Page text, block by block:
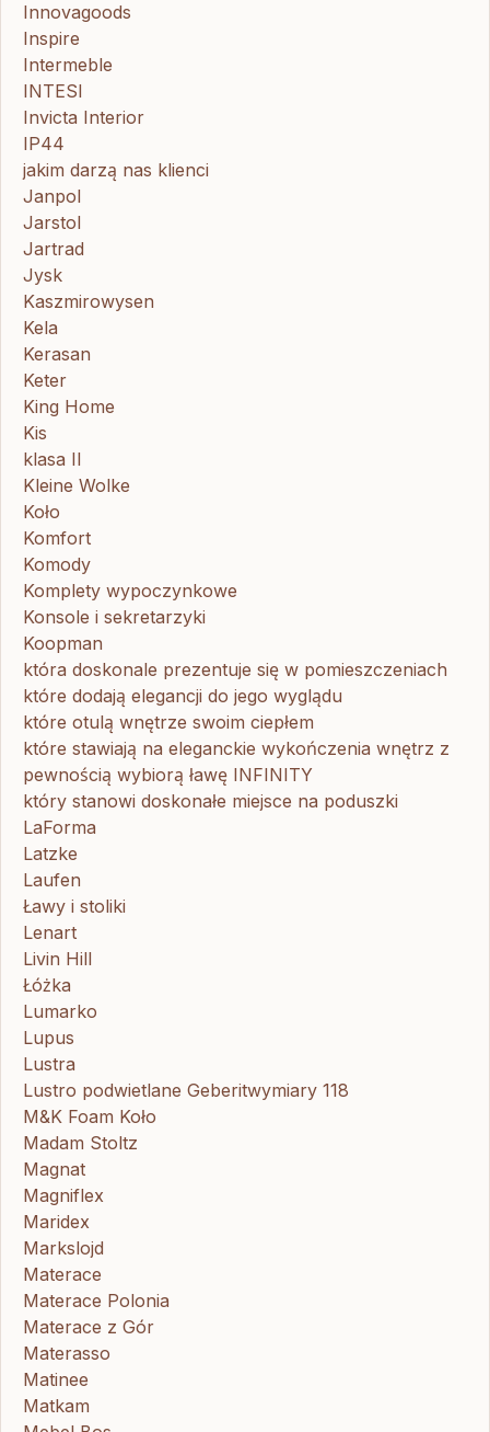
Innovagoods
Inspire
Intermeble
INTESI
Invicta Interior
IP44
jakim darzą nas klienci
Janpol
Jarstol
Jartrad
Jysk
Kaszmirowysen
Kela
Kerasan
Keter
King Home
Kis
klasa II
Kleine Wolke
Koło
Komfort
Komody
Komplety wypoczynkowe
Konsole i sekretarzyki
Koopman
która doskonale prezentuje się w pomieszczeniach
które dodają elegancji do jego wyglądu
które otulą wnętrze swoim ciepłem
które stawiają na eleganckie wykończenia wnętrz z
pewnością wybiorą ławę INFINITY
który stanowi doskonałe miejsce na poduszki
LaForma
Latzke
Laufen
Ławy i stoliki
Lenart
Livin Hill
Łóżka
Lumarko
Lupus
Lustra
Lustro podwietlane Geberitwymiary 118
M&K Foam Koło
Madam Stoltz
Magnat
Magniflex
Maridex
Markslojd
Materace
Materace Polonia
Materace z Gór
Materasso
Matinee
Matkam